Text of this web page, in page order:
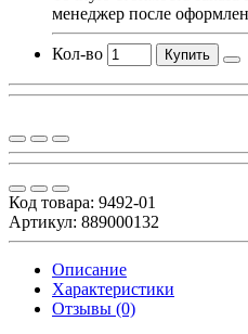
менеджер после
Кол-во Купить
Код товара: 9492-01
Артикул: 889000132
Описание
Характеристики
Отзывы (0)